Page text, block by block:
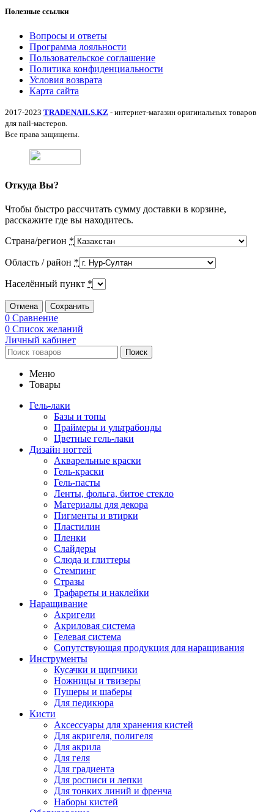
Полезные ссылки
Вопросы и ответы
Программа лояльности
Пользовательское соглашение
Политика конфиденциальности
Условия возврата
Карта сайта
2017-2023 TRADENAILS.KZ - интернет-магазин оригинальных товаров
для nail-мастеров.
Все права защищены.
Откуда Вы?
Чтобы быстро рассчитать сумму доставки в корзине,
расскажите где вы находитесь.
Страна/регион *
Область / район *
Населённый пункт *
Отмена Сохранить
0 Сравнение
0 Список желаний
Личный кабинет
Поиск
Меню
Товары
Гель-лаки
Базы и топы
Праймеры и ультрабонды
Цветные гель-лаки
Дизайн ногтей
Акварельные краски
Гель-краски
Гель-пасты
Ленты, фольга, битое стекло
Материалы для декора
Пигменты и втирки
Пластилин
Пленки
Слайдеры
Слюда и глиттеры
Стемпинг
Стразы
Трафареты и наклейки
Наращивание
Акригели
Акриловая система
Гелевая система
Сопутствующая продукция для наращивания
Инструменты
Кусачки и щипчики
Ножницы и твизеры
Пушеры и шаберы
Для педикюра
Кисти
Аксессуары для хранения кистей
Для акригеля, полигеля
Для акрила
Для геля
Для градиента
Для росписи и лепки
Для тонких линий и френча
Наборы кистей